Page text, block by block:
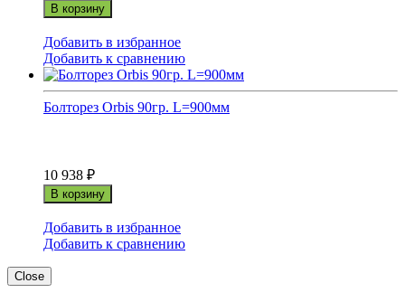
В корзину
Добавить в избранное
Добавить к сравнению
Болторез Orbis 90гр. L=900мм
10 938 ₽
В корзину
Добавить в избранное
Добавить к сравнению
Close